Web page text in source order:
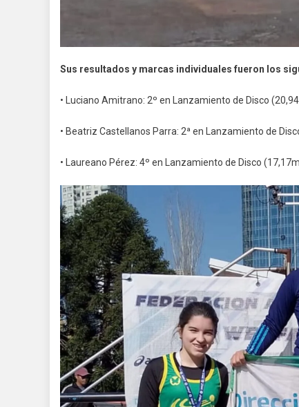
Sus resultados y marcas individuales fueron los
• Luciano Amitrano: 2º en Lanzamiento de Disco
• Beatriz Castellanos Parra: 2ª en Lanzamiento de
• Laureano Pérez: 4º en Lanzamiento de Disco